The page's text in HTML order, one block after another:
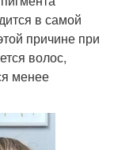
в самой
причине при
волос,
менее